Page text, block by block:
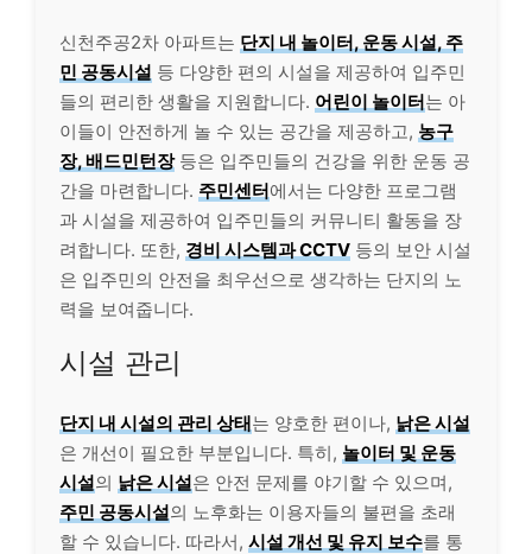
신천주공2차 아파트는 단지 내 놀이터, 운동 시설, 주
민 공동시설 등 다양한 편의 시설을 제공하여 입주민
들의 편리한 생활을 지원합니다. 어린이 놀이터는 아
이들이 안전하게 놀 수 있는 공간을 제공하고, 농구
장, 배드민턴장등은 입주민들의 건강을 위한 운동 공
간을 마련합니다. 주민센터에서는 다양한 프로그램
과 시설을 제공하여 입주민들의 커뮤니티 활동을 장
려합니다. 또한, 경비 시스템과 CCTV 등의 보안 시설
은 입주민의 안전을 최우선으로 생각하는 단지의 노
력을 보여줍니다.
시설 관리
단지 내 시설의 관리 상태는 양호한 편이나, 낡은 시설
은 개선이 필요한 부분입니다. 특히, 놀이터 및 운동
시설의 낡은 시설은 안전 문제를 야기할 수 있으며,
주민 공동시설의 노후화는 이용자들의 불편을 초래
할 수 있습니다. 따라서, 시설 개선 및 유지 보수를 통